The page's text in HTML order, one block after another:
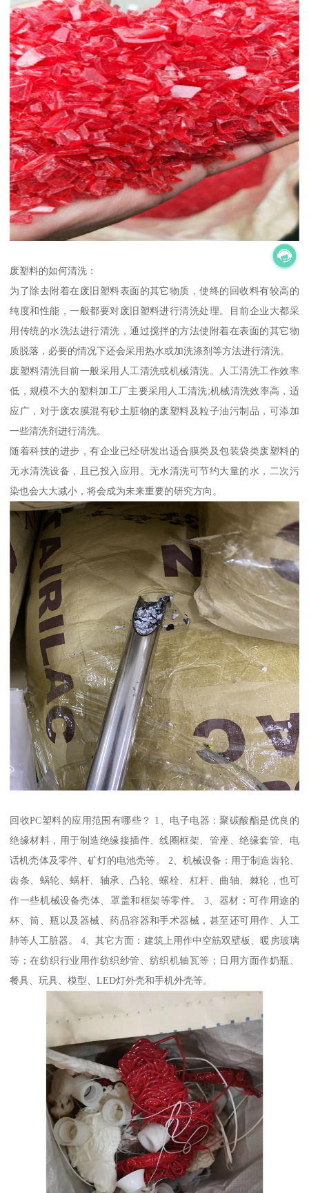
废塑料的如何清洗：
为了除去附着在废旧塑料表面的其它物质，使终的回收料有较高的
纯度和性能，一般都要对废旧塑料进行清洗处理。目前企业大都采
用传统的水洗法进行清洗，通过搅拌的方法使附着在表面的其它物
质脱落，必要的情况下还会采用热水或加洗涤剂等方法进行清洗。
废塑料清洗目前一般采用人工清洗或机械清洗。人工清洗工作效率
低，规模不大的塑料加工厂主要采用人工清洗;机械清洗效率高，适
应广，对于废农膜混有砂土脏物的废塑料及粒子油污制品，可添加
一些清洗剂进行清洗。
随着科技的进步，有企业已经研发出适合膜类及包装袋类废塑料的
无水清洗设备，且已投入应用。无水清洗可节约大量的水，二次污
染也会大大减小，将会成为未来重要的研究方向。
回收PC塑料的应用范围有哪些？ 1、电子电器：聚碳酸酯是优良的
绝缘材料，用于制造绝缘接插件、线圈框架、管座、绝缘套管、电
话机壳体及零件、矿灯的电池壳等。 2、机械设备：用于制造齿轮、
齿条、蜗轮、蜗杆、轴承、凸轮、螺栓、杠杆、曲轴、棘轮，也可
作一些机械设备壳体、罩盖和框架等零件。 3、器材：可作用途的
杯、筒、瓶以及器械、药品容器和手术器械，甚至还可用作、人工
肺等人工脏器。 4、其它方面：建筑上用作中空筋双壁板、暖房玻璃
等；在纺织行业用作纺织纱管、纺织机轴瓦等；日用方面作奶瓶、
餐具、玩具、模型、LED灯外壳和手机外壳等。